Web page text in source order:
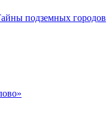
подземных городов